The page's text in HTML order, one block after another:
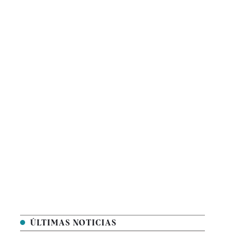
ÚLTIMAS NOTICIAS